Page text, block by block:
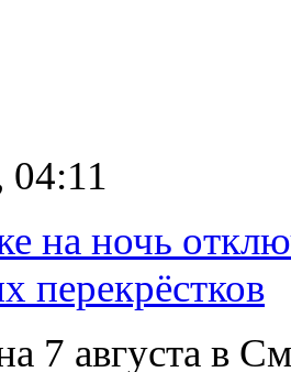
04:11
на ночь
перекрёстков
7 августа в